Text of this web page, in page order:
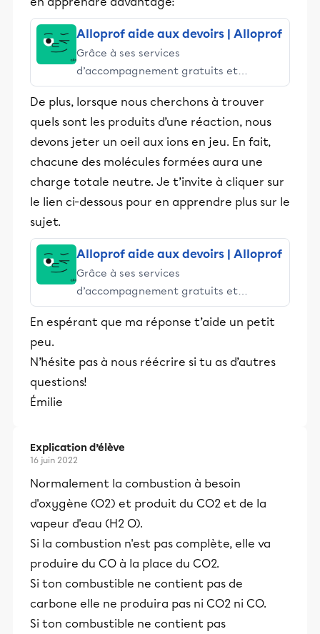
Alloprof aide aux devoirs | Alloprof
Grâce à ses services
d’accompagnement gratuits et
stimulants, Alloprof engage les élèves
et leurs parents dans la réussite
éducative.
De plus, lorsque nous cherchons à trouver
quels sont les produits d’une réaction, nous
devons jeter un oeil aux ions en jeu. En fait,
chacune des molécules formées aura une
charge totale neutre. Je t’invite à cliquer sur
le lien ci-dessous pour en apprendre plus sur le
sujet.
Alloprof aide aux devoirs | Alloprof
Grâce à ses services
d’accompagnement gratuits et
stimulants, Alloprof engage les élèves
et leurs parents dans la réussite
En espérant que ma réponse t’aide un petit
peu.
N’hésite pas à nous réécrire si tu as d’autres
questions!
Émilie
Explication d’élève
16 juin 2022
Normalement la combustion à besoin
d'oxygène (O2) et produit du CO2 et de la
vapeur d'eau (H2 O).
Si la combustion n'est pas complète, elle va
produire du CO à la place du CO2.
Si ton combustible ne contient pas de
carbone elle ne produira pas ni CO2 ni CO.
Si ton combustible ne contient pas